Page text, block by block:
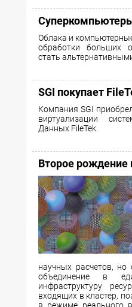
Облака и
обработки больших
стать
SGI покупает
Компания SGI
виртуализации
Данных FileTek.
Второе рождение
научных расчетов, но
объединение в
инфраструктуру
входящих в кластер,